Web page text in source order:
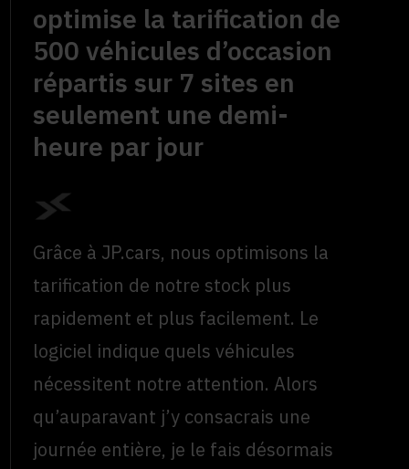
optimise la tarification de
500 véhicules d’occasion
répartis sur 7 sites en
seulement une demi-
heure par jour
Grâce à JP.cars, nous optimisons la
tarification de notre stock plus
rapidement et plus facilement. Le
logiciel indique quels véhicules
nécessitent notre attention. Alors
qu’auparavant j’y consacrais une
journée entière, je le fais désormais